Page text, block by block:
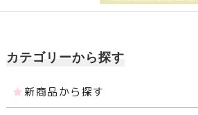
カテゴリーから探す
新商品から探す